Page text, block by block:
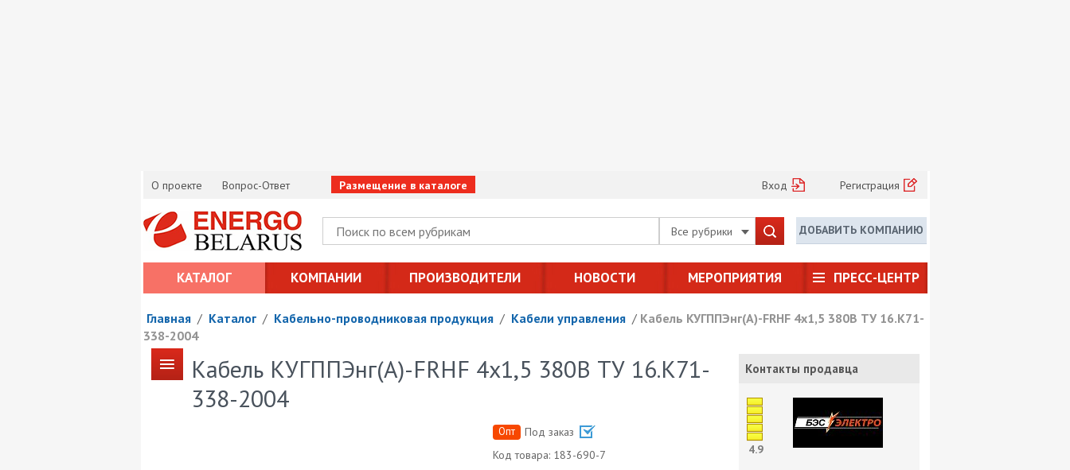
О проекте Вопрос-Ответ Размещение в каталоге Вход Регистрация
Все рубрики ДОБАВИТЬ КОМПАНИЮ
КАТАЛОГ КОМПАНИИ ПРОИЗВОДИТЕЛИ НОВОСТИ МЕРОПРИЯТИЯ ПРЕСС-ЦЕНТР
Главная / Каталог / Кабельно-проводниковая продукция / Кабели управления / Кабель КУГППЭнг(А)-FRHF 4х1,5 380В ТУ 16.К71-
338-2004
Кабель КУГППЭнг(А)-FRHF 4х1,5 380В ТУ 16.К71-
338-2004
Опт
Под заказ
Код товара: 183-690-7
Контакты продавца
4.9